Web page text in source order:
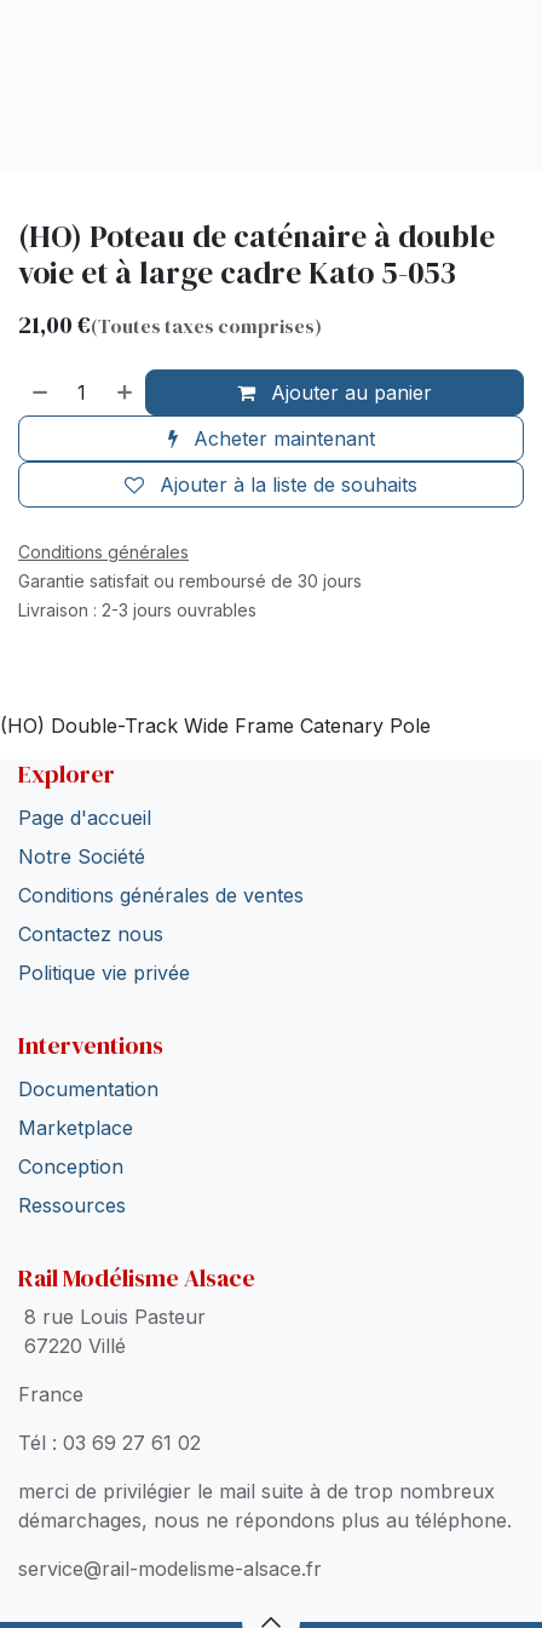
(HO) Poteau de caténaire à double
voie et à large cadre Kato 5-053
21,00€(Toutes taxes comprises)
Ajouter au panier
Acheter maintenant
Ajouter à la liste de souhaits
Conditions générales
Garantie satisfait ou remboursé de 30 jours
Livraison : 2-3 jours ouvrables
(HO) Double-Track Wide Frame Catenary Pole
Explorer
Page d'accueil
Notre Société
Conditions générales de ventes
Contactez nous
Politique vie privée
Interventions
Documentation
Marketplace
Conception
Ressources
Rail Modélisme Alsace
8 rue Louis Pasteur
67220 Villé
France
Tél : 03 69 27 61 02
merci de privilégier le mail suite à de trop nombreux
démarchages, nous ne répondons plus au téléphone.
service@rail-modelisme-alsace.fr